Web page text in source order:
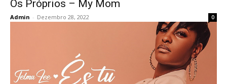
Os Próprios – My Mom
Admin - Dezembro 28, 2022 0